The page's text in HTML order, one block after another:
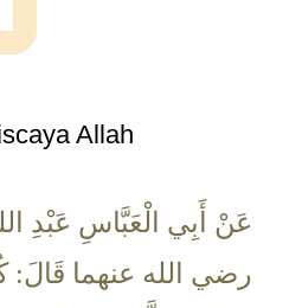
Allah
عَنْ أَبِي الْعَبَّاسِ عَبْدِ
رضي الله عنهما